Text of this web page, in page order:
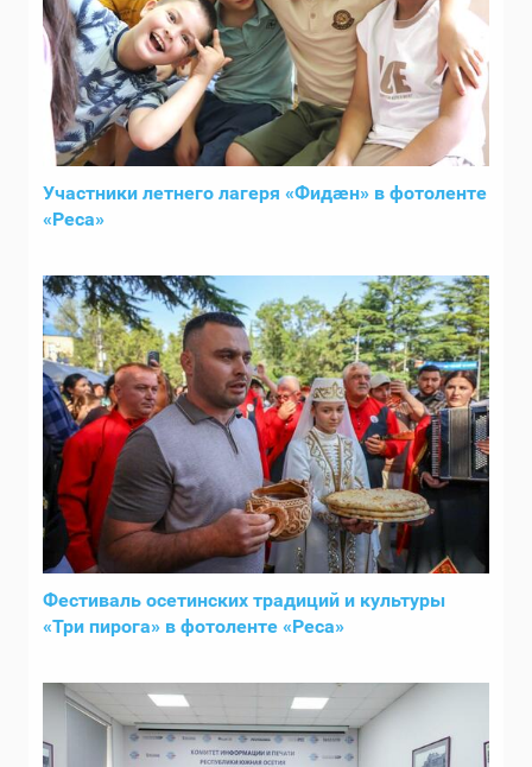
Участники летнего лагеря «Фидӕн» в фотоленте
«Реса»
Фестиваль осетинских традиций и культуры
«Три пирога» в фотоленте «Реса»